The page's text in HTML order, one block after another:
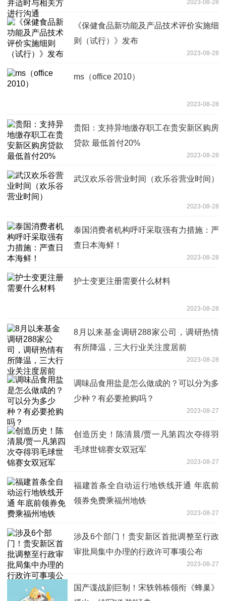
2023-08-28
《保健食品新功能及产品技术评价实施细
则（试行）》发布
2023-08-28
ms（office 2010）
2023-08-28
​贵阳：支持异地缴存职工在贵安新区购房
贷款 最低首付20%
2023-08-28
武汉欢乐谷营业时间（欢乐谷营业时间）
2023-08-28
泰国消费者机构呼吁采取强有力措施：严
查日本海鲜！
2023-08-28
护士变更注册需要什么材料
2023-08-28
8月以来基金调研288家公司，调研热情
有所降温，三大行业关注度居前
2023-08-28
调味品食用盐是怎么做成的？可以分为多
少种？有必要抢购吗？
2023-08-27
创造历史！陈清晨/贾一凡第四次夺得羽
毛球世锦赛女双冠军
2023-08-27
福建首条全自动运行地铁线开通 年底前
领券免费乘福州地铁
2023-08-27
涉及6个部门！贵安新区首批调整至行政
审批局集中办理的行政许可事项公布
2023-08-27
国产谍战剧巨制！宋轶韩栋领衔《蜂巢》